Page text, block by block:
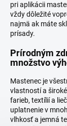
pri aplikácii
vždy dôležité
najmä ak máte
prísady.
Prírodným
množstvo
Mastenec je
vlastností a
farieb, textílií a
uplatnenie v
vlhkosť a jemná